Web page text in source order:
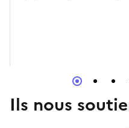
anciens aux imageries
les frontières et la
elle offre aux visiteurs la
Ils nous